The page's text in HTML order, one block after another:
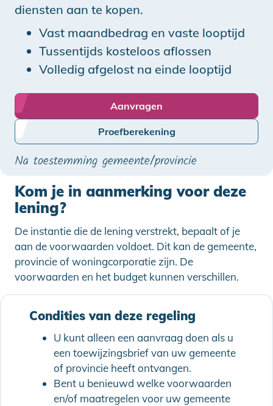
diensten aan te kopen.
Vast maandbedrag en vaste looptijd
Tussentijds kosteloos aflossen
Volledig afgelost na einde looptijd
Aanvragen
Proefberekening
Na toestemming gemeente/provincie
Kom je in aanmerking voor deze
lening?
De instantie die de lening verstrekt, bepaalt of je
aan de voorwaarden voldoet. Dit kan de gemeente,
provincie of woningcorporatie zijn. De
voorwaarden en het budget kunnen verschillen.
Condities van deze regeling
U kunt alleen een aanvraag doen als u
een toewijzingsbrief van uw gemeente
of provincie heeft ontvangen.
Bent u benieuwd welke voorwaarden
en/of maatregelen voor uw gemeente